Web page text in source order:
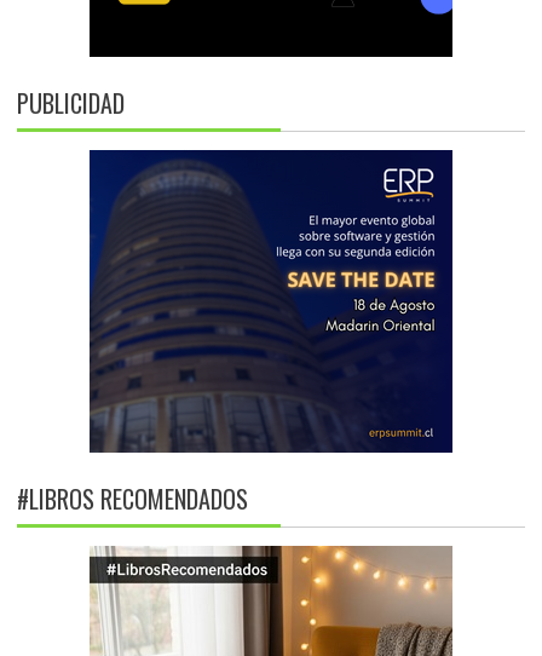
PUBLICIDAD
#LIBROS RECOMENDADOS